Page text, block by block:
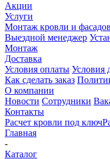
Акции
Услуги
Монтаж кровли и фасадов
Выездной менеджер
Монтаж
Доставка
Условия оплаты Условия
Как сделать заказ
О компании
Новости Сотрудники
Контакты
Расчет кровли под ключ
Главная
-
Каталог